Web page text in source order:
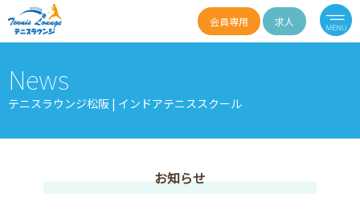
会員専用 求人
News
テニスラウンジ松阪 | インドアテニススクール
お知らせ